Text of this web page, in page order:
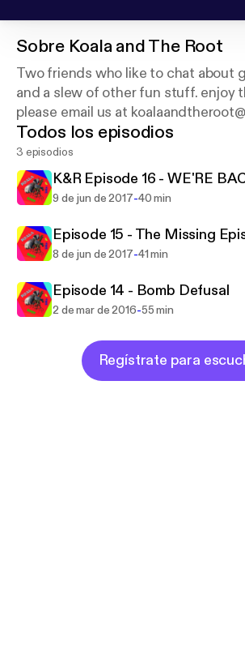
Sobre Koala and The Root
Two friends who like to chat about
and a slew of other fun stuff. enjoy
please email us at
Todos los episodios
3 episodios
K&R Episode 16 - WE'RE
9 de jun de 2017-40 min
Episode 15 - The Missing
8 de jun de 2017-41 min
Episode 14 - Bomb Defusal
2 de mar de 2016-55 min
Regístrate para